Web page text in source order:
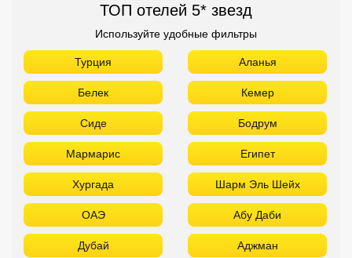
ТОП отелей 5* звезд
Используйте удобные фильтры
Турция Аланья
Белек Кемер
Сиде Бодрум
Мармарис Египет
Хургада Шарм Эль Шейх
ОАЭ Абу Даби
Дубай Аджман